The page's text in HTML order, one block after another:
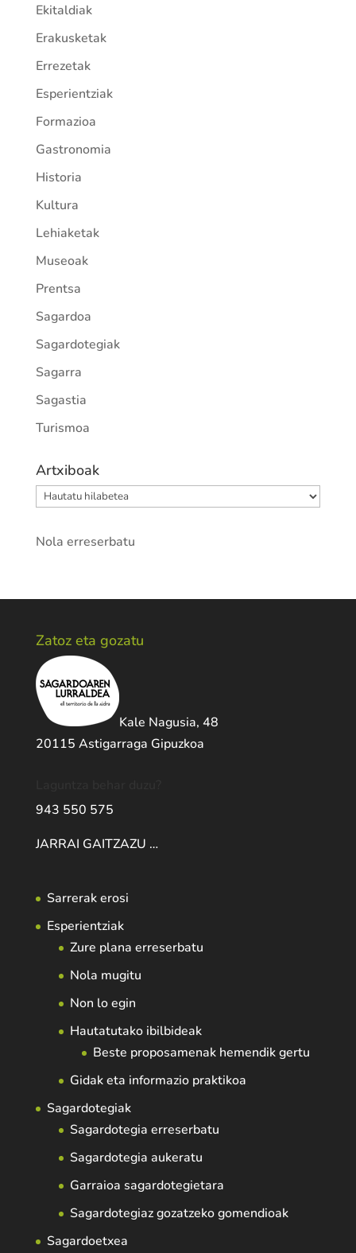
Ekitaldiak
Erakusketak
Errezetak
Esperientziak
Formazioa
Gastronomia
Historia
Kultura
Lehiaketak
Museoak
Prentsa
Sagardoa
Sagardotegiak
Sagarra
Sagastia
Turismoa
Artxiboak
Artxiboak
Nola erreserbatu
Zatoz eta gozatu
Kale Nagusia, 48
20115 Astigarraga Gipuzkoa
943 550 575
JARRAI GAITZAZU …
Sarrerak erosi
Esperientziak
Zure plana erreserbatu
Nola mugitu
Non lo egin
Hautatutako ibilbideak
Beste proposamenak hemendik gertu
Gidak eta informazio praktikoa
Sagardotegiak
Sagardotegia erreserbatu
Sagardotegia aukeratu
Garraioa sagardotegietara
Sagardotegiaz gozatzeko gomendioak
Sagardoetxea